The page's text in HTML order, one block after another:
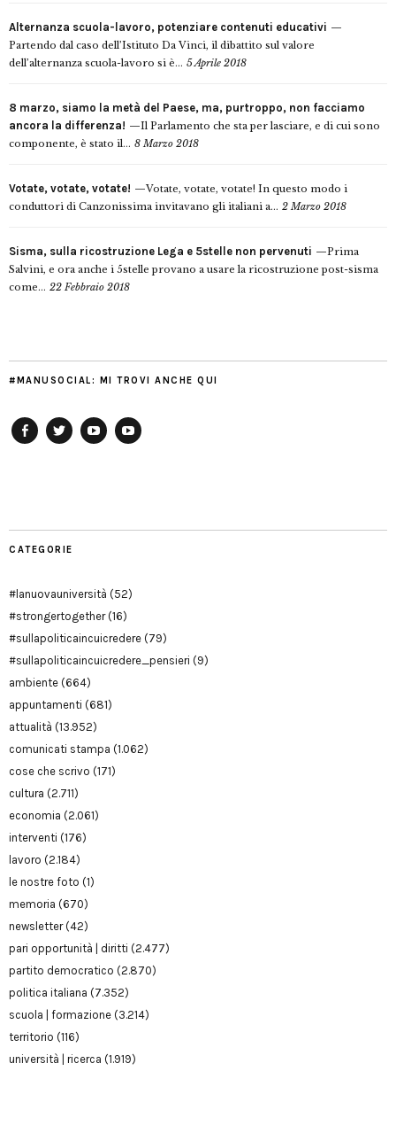
Alternanza scuola-lavoro, potenziare contenuti educativi
Partendo dal caso dell’Istituto Da Vinci, il dibattito sul valore
dell’alternanza scuola-lavoro si è... 5 Aprile 2018
8 marzo, siamo la metà del Paese, ma, purtroppo, non facciamo
ancora la differenza!
Il Parlamento che sta per lasciare, e di cui sono
componente, è stato il... 8 Marzo 2018
Votate, votate, votate!
Votate, votate, votate! In questo modo i
conduttori di Canzonissima invitavano gli italiani a... 2 Marzo 2018
Sisma, sulla ricostruzione Lega e 5stelle non pervenuti
Prima
Salvini, e ora anche i 5stelle provano a usare la ricostruzione post-sisma
come... 22 Febbraio 2018
#MANUSOCIAL: MI TROVI ANCHE QUI
CATEGORIE
#lanuovauniversità (52)
#strongertogether(16)
#sullapoliticaincuicredere (79)
#sullapoliticaincuicredere_pensieri (9)
ambiente (664)
appuntamenti (681)
attualità (13.952)
comunicati stampa (1.062)
cose che scrivo (171)
cultura (2.711)
economia (2.061)
interventi (176)
lavoro (2.184)
le nostre foto (1)
memoria (670)
newsletter(42)
pari opportunità | diritti (2.477)
partito democratico (2.870)
politica italiana (7.352)
scuola | formazione (3.214)
territorio (116)
università | ricerca (1.919)